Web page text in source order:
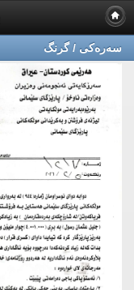
سه‌ره‌كی / گرنگ